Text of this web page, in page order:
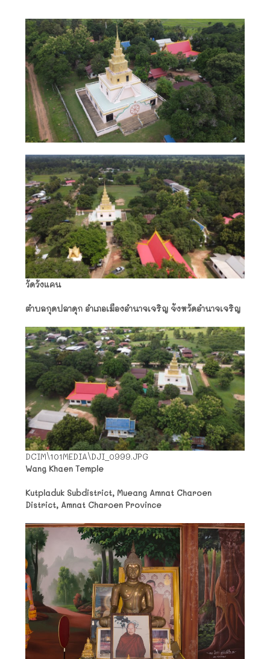
วัดวังแคน
ตำบลกุดปลาดุก อำเภอเมืองอำนาจเจริญ จังหวัดอำนาจเจริญ
DCIM\101MEDIA\DJI_0999.JPG
Wang Khaen Temple
Kutpladuk Subdistrict, Mueang Amnat Charoen
District, Amnat Charoen Province